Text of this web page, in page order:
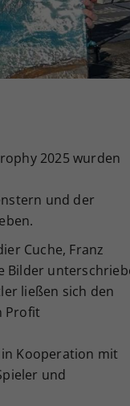
2025 wurden
und der
Cuche, Franz
Bilder
ließen sich den
Profit
Kooperation mit
und
Einstellungen, falls
dies eingestellt hat.